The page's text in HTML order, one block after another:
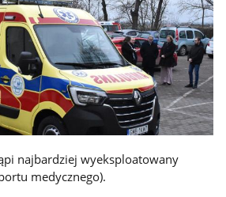
najbardziej wyeksploatowany
medycznego).